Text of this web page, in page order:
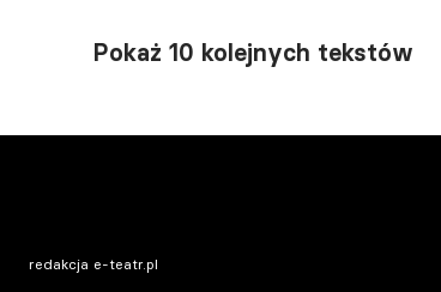
Pokaż 10 kolejnych tekstów
redakcja e-teatr.pl